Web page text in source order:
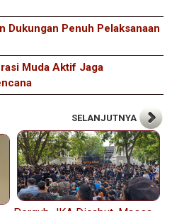
Dukungan Penuh Pelaksanaan
Muda Aktif Jaga
SELANJUTNYA